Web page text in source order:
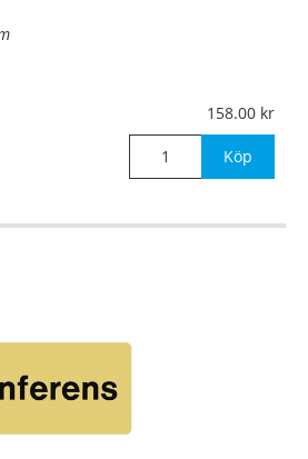
aluminium, 1mm (plan)
158.00
Köp